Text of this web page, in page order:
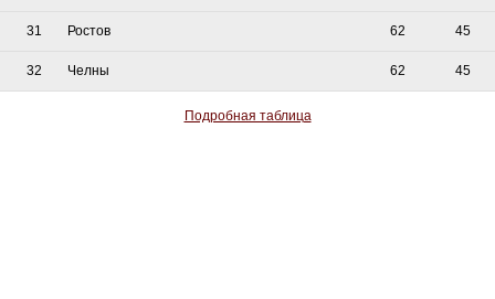
31 Ростов 62 45
32 Челны 62 45
Подробная таблица